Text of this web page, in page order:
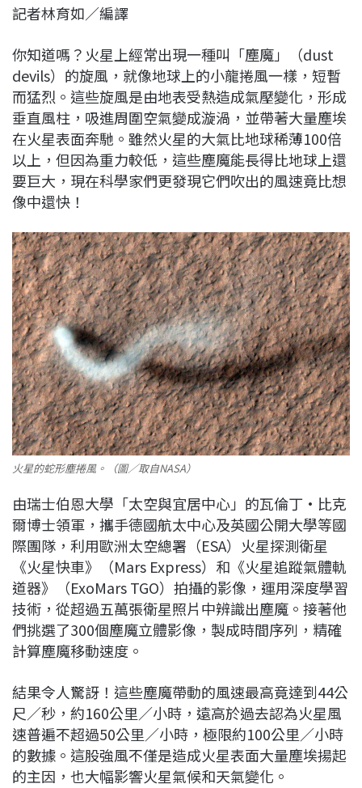
c
b
o
o
k
n
r
a
d
s
e
d
I
n
L
i
n
k
記者林育如／編譯
你知道嗎？火星上經常出現一種叫「塵魔」（dust
devils）的旋風，就像地球上的小龍捲風一樣，短暫
而猛烈。這些旋風是由地表受熱造成氣壓變化，形成
垂直風柱，吸進周圍空氣變成漩渦，並帶著大量塵埃
在火星表面奔馳。雖然火星的大氣比地球稀薄100倍
以上，但因為重力較低，這些塵魔能長得比地球上還
要巨大，現在科學家們更發現它們吹出的風速竟比想
像中還快！
火星的蛇形塵捲風。（圖／取自NASA）
由瑞士伯恩大學「太空與宜居中心」的瓦倫丁·比克
爾博士領軍，攜手德國航太中心及英國公開大學等國
際團隊，利用歐洲太空總署（ESA）火星探測衛星
《火星快車》（Mars Express）和《火星追蹤氣體軌
道器》（ExoMars TGO）拍攝的影像，運用深度學習
技術，從超過五萬張衛星照片中辨識出塵魔。接著他
們挑選了300個塵魔立體影像，製成時間序列，精確
計算塵魔移動速度。
結果令人驚訝！這些塵魔帶動的風速最高竟達到44公
尺／秒，約160公里／小時，遠高於過去認為火星風
速普遍不超過50公里／小時，極限約100公里／小時
的數據。這股強風不僅是造成火星表面大量塵埃揚起
的主因，也大幅影響火星氣候和天氣變化。